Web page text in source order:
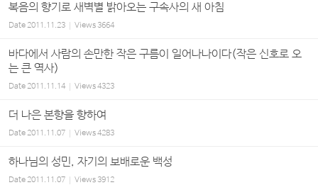
복음의 향기로 새벽별 밝아오는 구속사의 새 아침
Date2011.11.23 Views3664
바다에서 사람의 손만한 작은 구름이 일어나나이다(작은 신호로 오
는 큰 역사)
Date2011.11.14 Views4323
더 나은 본향을 향하여
Date2011.11.07 Views4283
하나님의 성민, 자기의 보배로운 백성
Date2011.11.07 Views3912